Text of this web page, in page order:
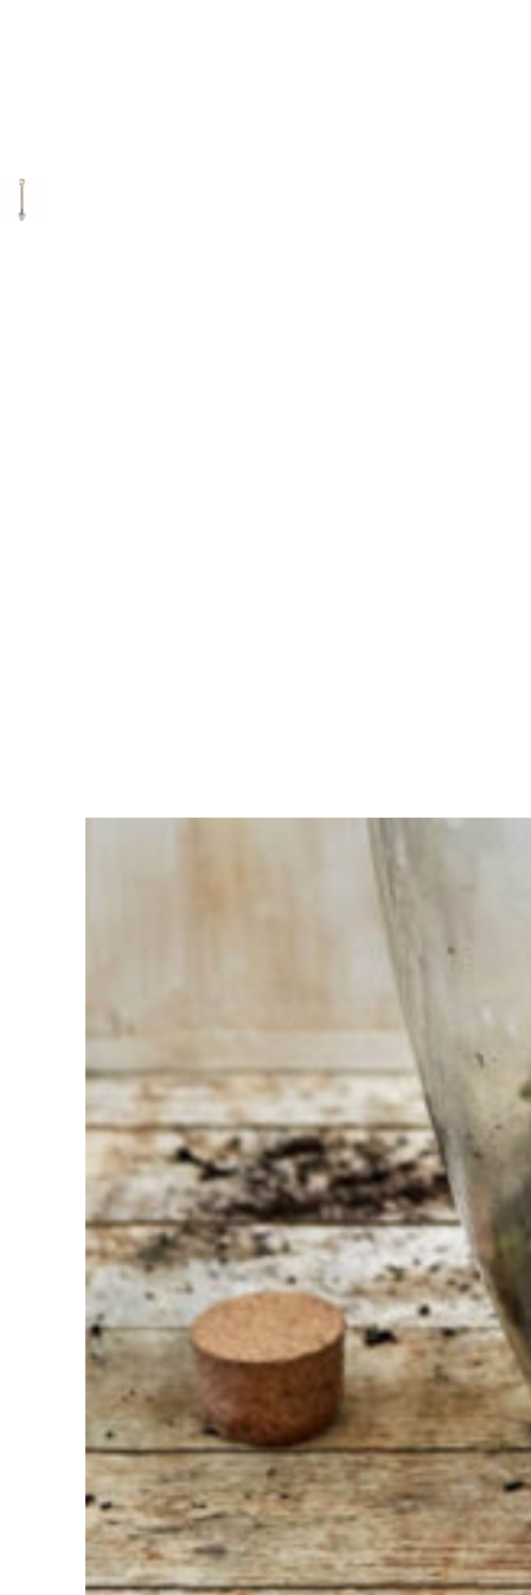
Bij Sneeboer
staan we altijd
klaar om een
Schroom je
niet om even
te bellen of een
wanneer je een
Dan zullen wij
mogelijk jouw
beantwoorden.